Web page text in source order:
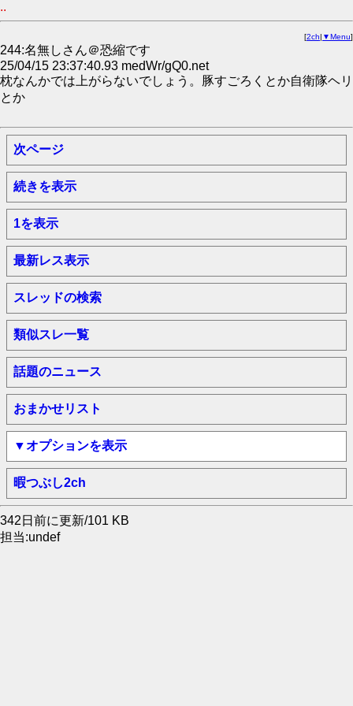
..
[2ch| ▼Menu]
244:名無しさん＠恐縮です
25/04/15 23:37:40.93 medWr/gQ0.net
枕なんかでは上がらないでしょう。豚すごろくとか自衛隊ヘリ
とか
次ページ
続きを表示
1を表示
最新レス表示
スレッドの検索
類似スレ一覧
話題のニュース
おまかせリスト
▼オプションを表示
暇つぶし2ch
342日前に更新/101 KB
担当:undef